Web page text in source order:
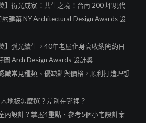
】衍光成家：共生之境！台南 200 坪現代
建築 NY Architectural Design Awards 設
】弧光續生，40年老屋化身高收納簡約日
蘭 Arch Design Awards 設計獎
識常見種類、優缺點與價格，順利打造理想
地板怎麼選？差別在哪裡？
內設計？掌握4重點、參考5個小宅設計案